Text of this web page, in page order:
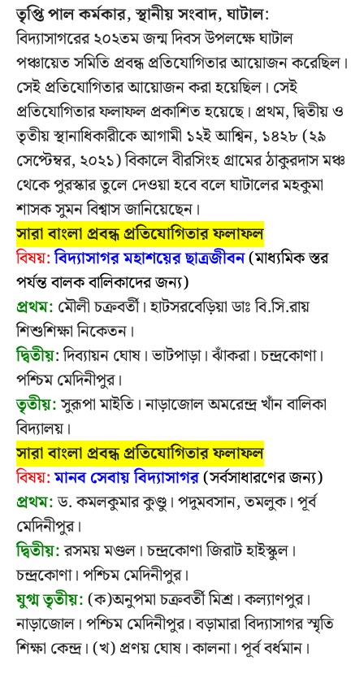
তৃপ্তি পাল কর্মকার, স্থানীয় সংবাদ, ঘাটাল:
বিদ্যাসাগরের ২০২তম জন্ম দিবস উপলক্ষে ঘাটাল
পঞ্চায়েত সমিতি প্রবন্ধ প্রতিযোগিতার আয়োজন করেছিল।
সেই প্রতিযোগিতার আয়োজন করা হয়েছিল। সেই
প্রতিযোগিতার ফলাফল প্রকাশিত হয়েছে। প্রথম, দ্বিতীয় ও
তৃতীয় স্থানাধিকারীকে আগামী ১২ই আশ্বিন, ১৪২৮ (২৯
সেপ্টেম্বর, ২০২১) বিকালে বীরসিংহ গ্রামের ঠাকুরদাস মঞ্চ
থেকে পুরস্কার তুলে দেওয়া হবে বলে ঘাটালের মহকুমা
শাসক সুমন বিশ্বাস জানিয়েছেন।
সারা বাংলা প্রবন্ধ প্রতিযোগিতার ফলাফল
বিষয়:বিদ্যাসাগর মহাশয়ের ছাত্রজীবন(মাধ্যমিক স্তর
পর্যন্ত বালক বালিকাদের জন্য)
প্রথম: মৌলী চক্রবর্তী। হাটসরবেড়িয়া ডাঃ বি.সি.রায়
শিশুশিক্ষা নিকেতন।
দ্বিতীয়: দিব্যায়ন ঘোষ। ভাটপাড়া। ঝাঁকরা। চন্দ্রকোণা।
পশ্চিম মেদিনীপুর।
তৃতীয়:সুরূপা মাইতি। নাড়াজোল অমরেন্দ্র খাঁন বালিকা
বিদ্যালয়।
সারা বাংলা প্রবন্ধ প্রতিযোগিতার ফলাফল
বিষয়:মানব সেবায় বিদ্যাসাগর(সর্বসাধারণের জন্য)
প্রথম:ড. কমলকুমার কুণ্ডু। পদুমবসান, তমলুক। পূর্ব
মেদিনীপুর।
দ্বিতীয়:রসময় মণ্ডল। চন্দ্রকোণা জিরাট হাইস্কুল।
চন্দ্রকোণা। পশ্চিম মেদিনীপুর।
যুগ্ম তৃতীয়:(ক)অনুপমা চক্রবর্তী মিশ্র। কল্যাণপুর।
নাড়াজোল। পশ্চিম মেদিনীপুর। বড়ামারা বিদ্যাসাগর স্মৃতি
শিক্ষা কেন্দ্র। (খ) প্রণয় ঘোষ। কালনা। পূর্ব বর্ধমান।